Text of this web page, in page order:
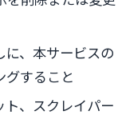
に、本サービスの
グすること
ト、スクレイパー